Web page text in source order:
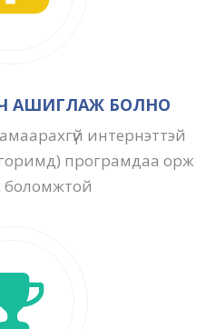
АШИГЛАЖ БОЛНО
интернэттэй
горимд) програмдаа орж
боломжтой